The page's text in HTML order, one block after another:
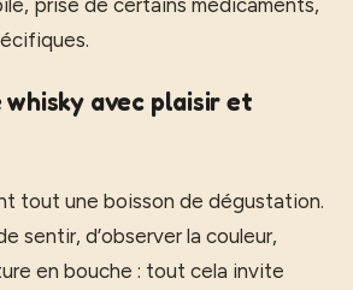
whisky avec plaisir et
tout une boisson de dégustation.
sentir, d’observer la couleur,
en bouche : tout cela invite